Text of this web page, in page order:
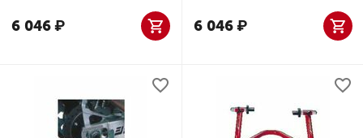
6 046₽ 6 046₽